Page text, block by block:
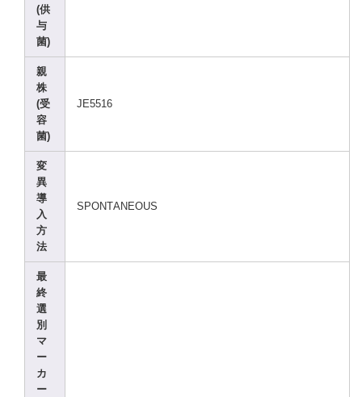
(供
与
菌)
親
株
(受
容
菌)
JE5516
変
異
導
入
方
法
SPONT ANEOUS
最
終
選
別
マ
ー
カ
ー